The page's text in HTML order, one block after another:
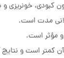
کبودی، خونریزی
مدت است.
و مؤثر است.
آن کمتر است و